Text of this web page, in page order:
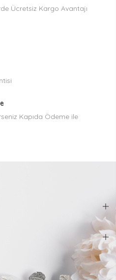
Ücretsiz Kargo Avantajı
Kapıda Ödeme ile